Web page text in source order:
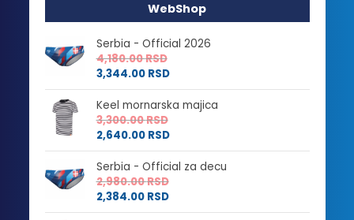
WebShop
Serbia - Official 2026
4,180.00RSD
3,344.00 RSD
Keel mornarska majica
3,300.00RSD
2,640.00 RSD
Serbia - Official za decu
2,980.00RSD
2,384.00 RSD